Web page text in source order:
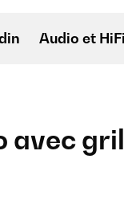
Audio et HiFi
avec